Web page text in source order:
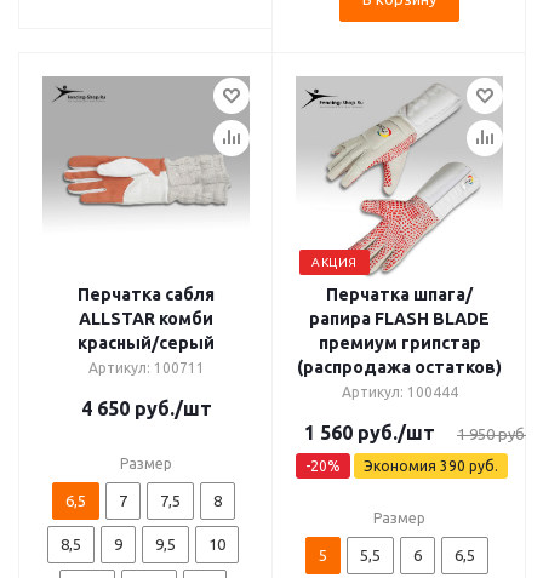
Перчатка сабля
ALLSTAR комби
красный/серый
Артикул: 100711
4 650руб./шт
Размер
6,5 7 7,5 8
8,5 9 9,5 10
АКЦИЯ
Перчатка шпага/
рапира FLASH BLADE
премиум грипстар
(распродажа остатков)
Артикул: 100444
1 560 руб./шт 1 950руб.
-20% Экономия 390 руб.
Размер
5 5,5 6 6,5